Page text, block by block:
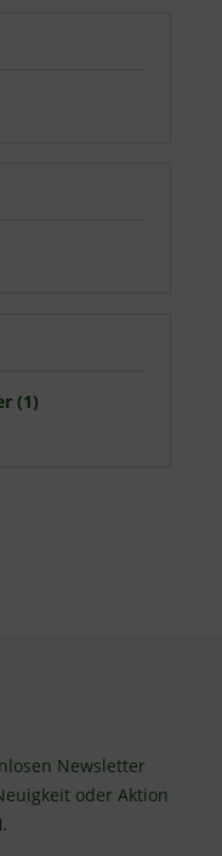
(1)
Newsletter
oder Aktion